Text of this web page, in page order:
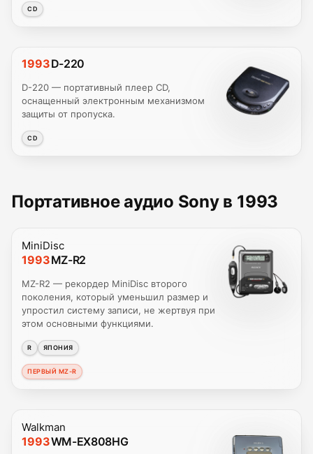
CD
1993D-220
D-220 — портативный плеер CD,
оснащенный электронным механизмом
защиты от пропуска.
CD
Портативное аудио Sony в 1993
MiniDisc
1993MZ-R2
MZ-R2 — рекордер MiniDisc второго
поколения, который уменьшил размер и
упростил систему записи, не жертвуя при
этом основными функциями.
R ЯПОНИЯ
ПЕРВЫЙ MZ-R
Walkman
1993WM-EX808HG